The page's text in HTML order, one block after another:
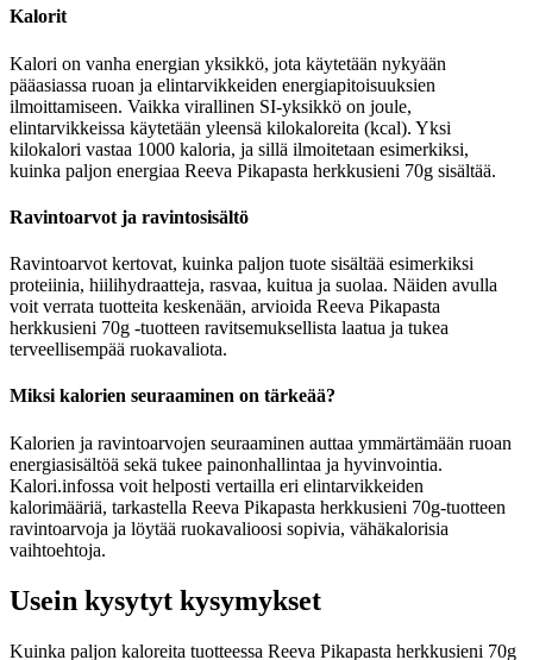
Kalorit
Kalori on vanha energian yksikkö, jota käytetään nykyään
pääasiassa ruoan ja elintarvikkeiden energiapitoisuuksien
ilmoittamiseen. Vaikka virallinen SI-yksikkö on joule,
elintarvikkeissa käytetään yleensä kilokaloreita (kcal). Yksi
kilokalori vastaa 1000 kaloria, ja sillä ilmoitetaan esimerkiksi,
kuinka paljon energiaa Reeva Pikapasta herkkusieni 70g sisältää.
Ravintoarvot ja ravintosisältö
Ravintoarvot kertovat, kuinka paljon tuote sisältää esimerkiksi
proteiinia, hiilihydraatteja, rasvaa, kuitua ja suolaa. Näiden avulla
voit verrata tuotteita keskenään, arvioida Reeva Pikapasta
herkkusieni 70g -tuotteen ravitsemuksellista laatua ja tukea
terveellisempää ruokavaliota.
Miksi kalorien seuraaminen on tärkeää?
Kalorien ja ravintoarvojen seuraaminen auttaa ymmärtämään ruoan
energiasisältöä sekä tukee painonhallintaa ja hyvinvointia.
Kalori.infossa voit helposti vertailla eri elintarvikkeiden
kalorimääriä, tarkastella Reeva Pikapasta herkkusieni 70g-tuotteen
ravintoarvoja ja löytää ruokavalioosi sopivia, vähäkalorisia
vaihtoehtoja.
Usein kysytyt kysymykset
Kuinka paljon kaloreita tuotteessa Reeva Pikapasta herkkusieni 70g